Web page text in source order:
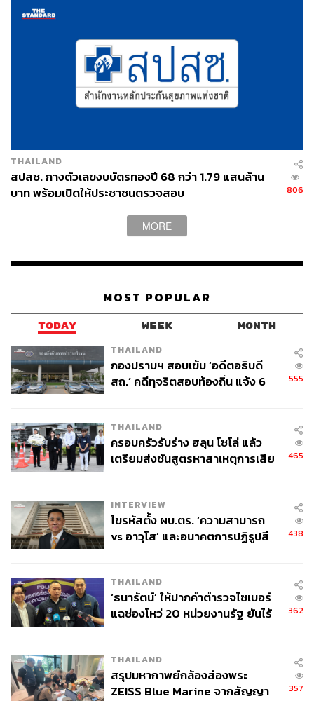
เย็นตรงจากโรงงาน [ADVERTORIAL]
THAILAND
สปสช. กางตัวเลขงบบัตรทองปี 68 กว่า 1.79 แสนล้าน
บาท พร้อมเปิดให้ประชาชนตรวจสอบ
806
MORE
MOST POPULAR
TODAY WEEK MONTH
THAILAND
กองปราบฯ สอบเข้ม ‘อดีตอธิบดี
สถ.’ คดีทุจริตสอบท้องถิ่น แจ้ง 6
555
THAILAND
ครอบครัวรับร่าง ฮลุน โซโล่ แล้ว
เตรียมส่งชันสูตรหาสาเหตุการเสีย
465
INTERVIEW
ไขรหัสตั้ง ผบ.ตร. ‘ความสามารถ
vs อาวุโส’ และอนาคตการปฏิรูปสี
438
THAILAND
‘ธนารัตน์’ ให้ปากคำตำรวจไซเบอร์
แฉช่องโหว่ 20 หน่วยงานรัฐ ยันไร้
362
THAILAND
สรุปมหากาพย์กล้องส่องพระ
ZEISS Blue Marine จากสัญญา
357